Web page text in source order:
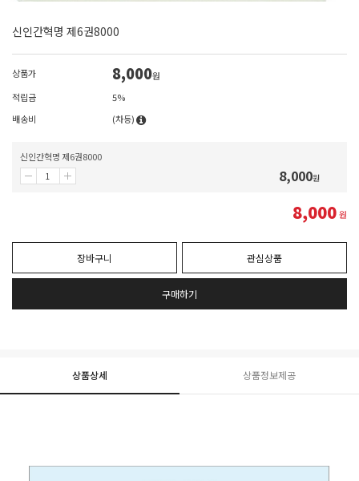
신인간혁명 제6권8000
상품가 8,000원
적립금
5%
배송비
(차등)
신인간혁명 제6권8000
8,000원
8,000원
장바구니 관심상품
구매하기
상품상세 상품정보제공